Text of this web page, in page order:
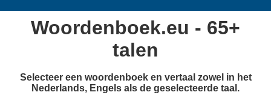
Woordenboek.eu - 65+
talen
Selecteer een woordenboek en vertaal zowel in het
Nederlands, Engels als de geselecteerde taal.